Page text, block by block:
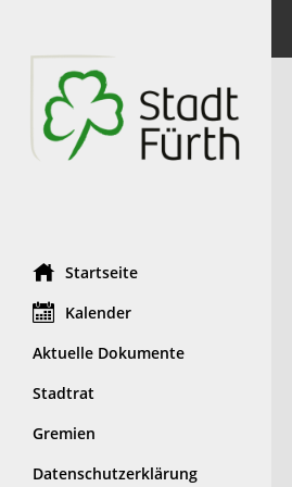
Startseite
Kalender
Aktuelle Dokumente
Stadtrat
Gremien
Datenschutzerklärung